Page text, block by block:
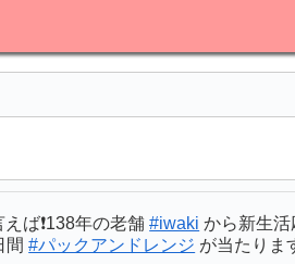
ば❗️138年の老舗#iwaki から新生活
間#パックアンドレンジ が当たりま